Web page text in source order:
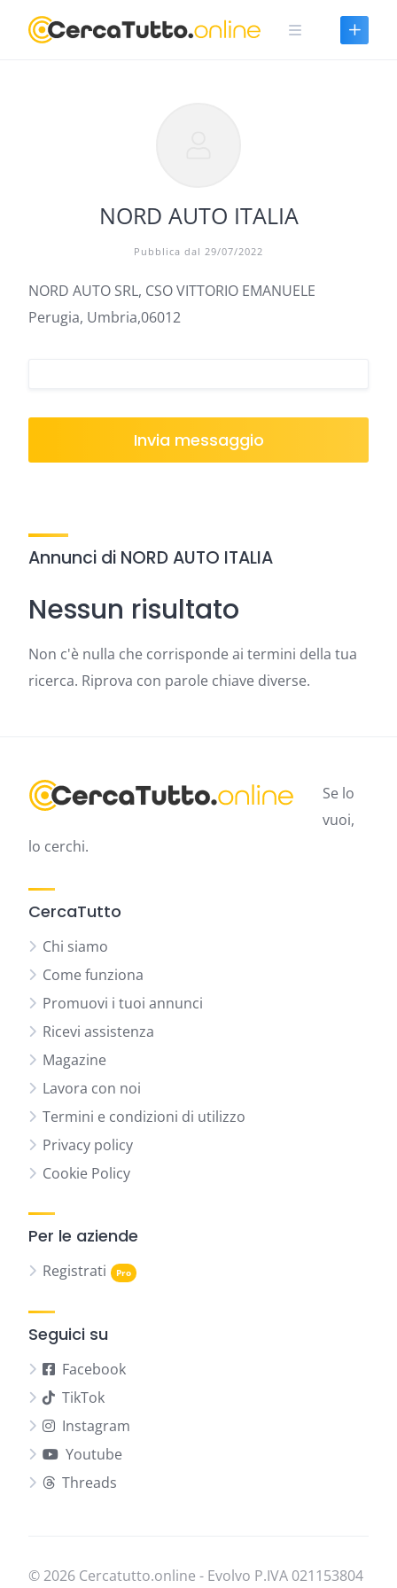
NORD AUTO ITALIA
Pubblica dal 29/07/2022
NORD AUTO SRL, CSO VITTORIO EMANUELE
Perugia, Umbria,06012
Invia messaggio
Annunci di NORD AUTO ITALIA
Nessun risultato
Non c'è nulla che corrisponde ai termini della tua
ricerca. Riprova con parole chiave diverse.
Se lo
vuoi,
lo cerchi.
CercaTutto
Chi siamo
Come funziona
Promuovi i tuoi annunci
Ricevi assistenza
Magazine
Lavora con noi
Termini e condizioni di utilizzo
Privacy policy
Cookie Policy
Per le aziende
Registrati
Seguici su
Facebook
TikTok
Instagram
Youtube
Threads
© 2026 Cercatutto.online - Evolvo P.IVA 021​153​804​